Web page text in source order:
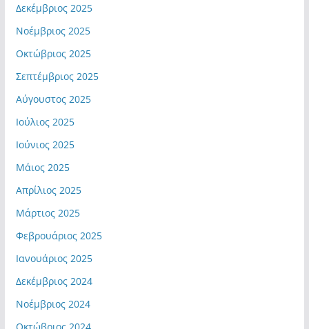
Δεκέμβριος 2025
Νοέμβριος 2025
Οκτώβριος 2025
Σεπτέμβριος 2025
Αύγουστος 2025
Ιούλιος 2025
Ιούνιος 2025
Μάιος 2025
Απρίλιος 2025
Μάρτιος 2025
Φεβρουάριος 2025
Ιανουάριος 2025
Δεκέμβριος 2024
Νοέμβριος 2024
Οκτώβριος 2024